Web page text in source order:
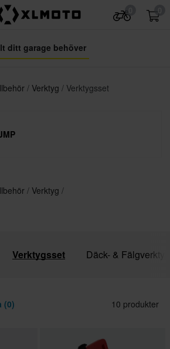
ditt garage behöver
Verktyg Verktygsset
Verktyg
Verktygsset Däck- & Fälgverktyg
(0) 10 produkter